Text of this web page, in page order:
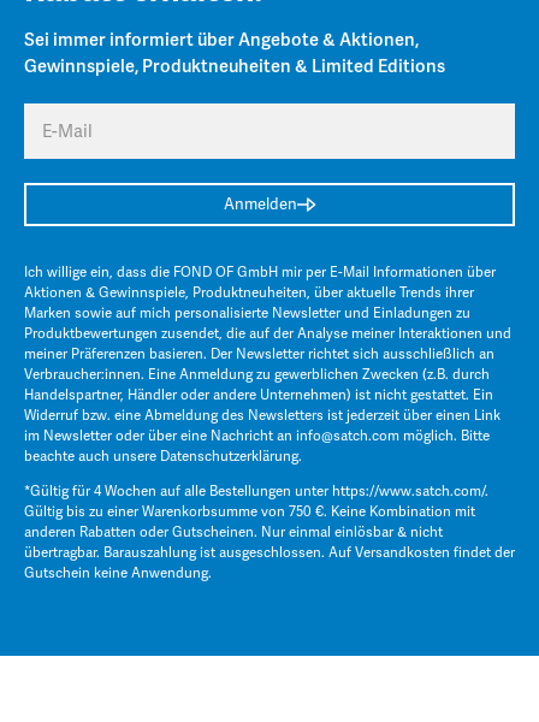
Sei immer informiert über Angebote & Aktionen,
Gewinnspiele, Produktneuheiten & Limited Editions
E-Mail
Anmelden
Ich willige ein, dass die FOND OF GmbH mir per E-Mail Informationen über
Aktionen & Gewinnspiele, Produktneuheiten, über aktuelle Trends ihrer
Marken sowie auf mich personalisierte Newsletter und Einladungen zu
Produktbewertungen zusendet, die auf der Analyse meiner Interaktionen und
meiner Präferenzen basieren. Der Newsletter richtet sich ausschließlich an
Verbraucher:innen. Eine Anmeldung zu gewerblichen Zwecken (z.B. durch
Handelspartner, Händler oder andere Unternehmen) ist nicht gestattet. Ein
Widerruf bzw. eine Abmeldung des Newsletters ist jederzeit über einen Link
im Newsletter oder über eine Nachricht an info@satch.com möglich. Bitte
beachte auch unsere Datenschutzerklärung.
*Gültig für 4 Wochen auf alle Bestellungen unter https://www.satch.com/.
Gültig bis zu einer Warenkorbsumme von 750 €. Keine Kombination mit
anderen Rabatten oder Gutscheinen. Nur einmal einlösbar & nicht
übertragbar. Barauszahlung ist ausgeschlossen. Auf Versandkosten findet der
Gutschein keine Anwendung.